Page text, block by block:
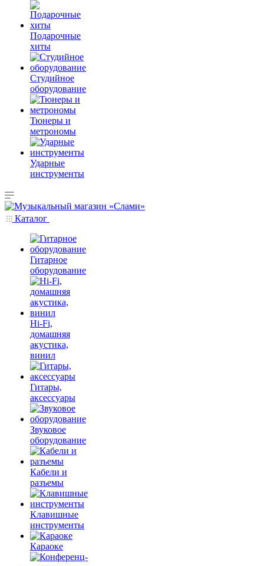
Подарочные
хиты
Студийное
оборудование
Тюнеры и
метрономы
Ударные
инструменты
Каталог
Гитарное
оборудование
Hi-Fi,
домашняя
акустика,
винил
Гитары,
аксессуары
Звуковое
оборудование
Кабели и
разъемы
Клавишные
инструменты
Караоке